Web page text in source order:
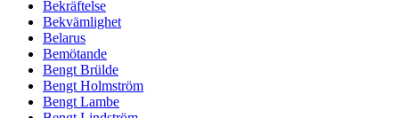
Bekräftelse
Bekvämlighet
Belarus
Bemötande
Bengt Brülde
Bengt Holmström
Bengt Lambe